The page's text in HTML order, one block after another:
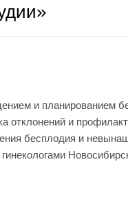
и планированием
отклонений и
бесплодия и